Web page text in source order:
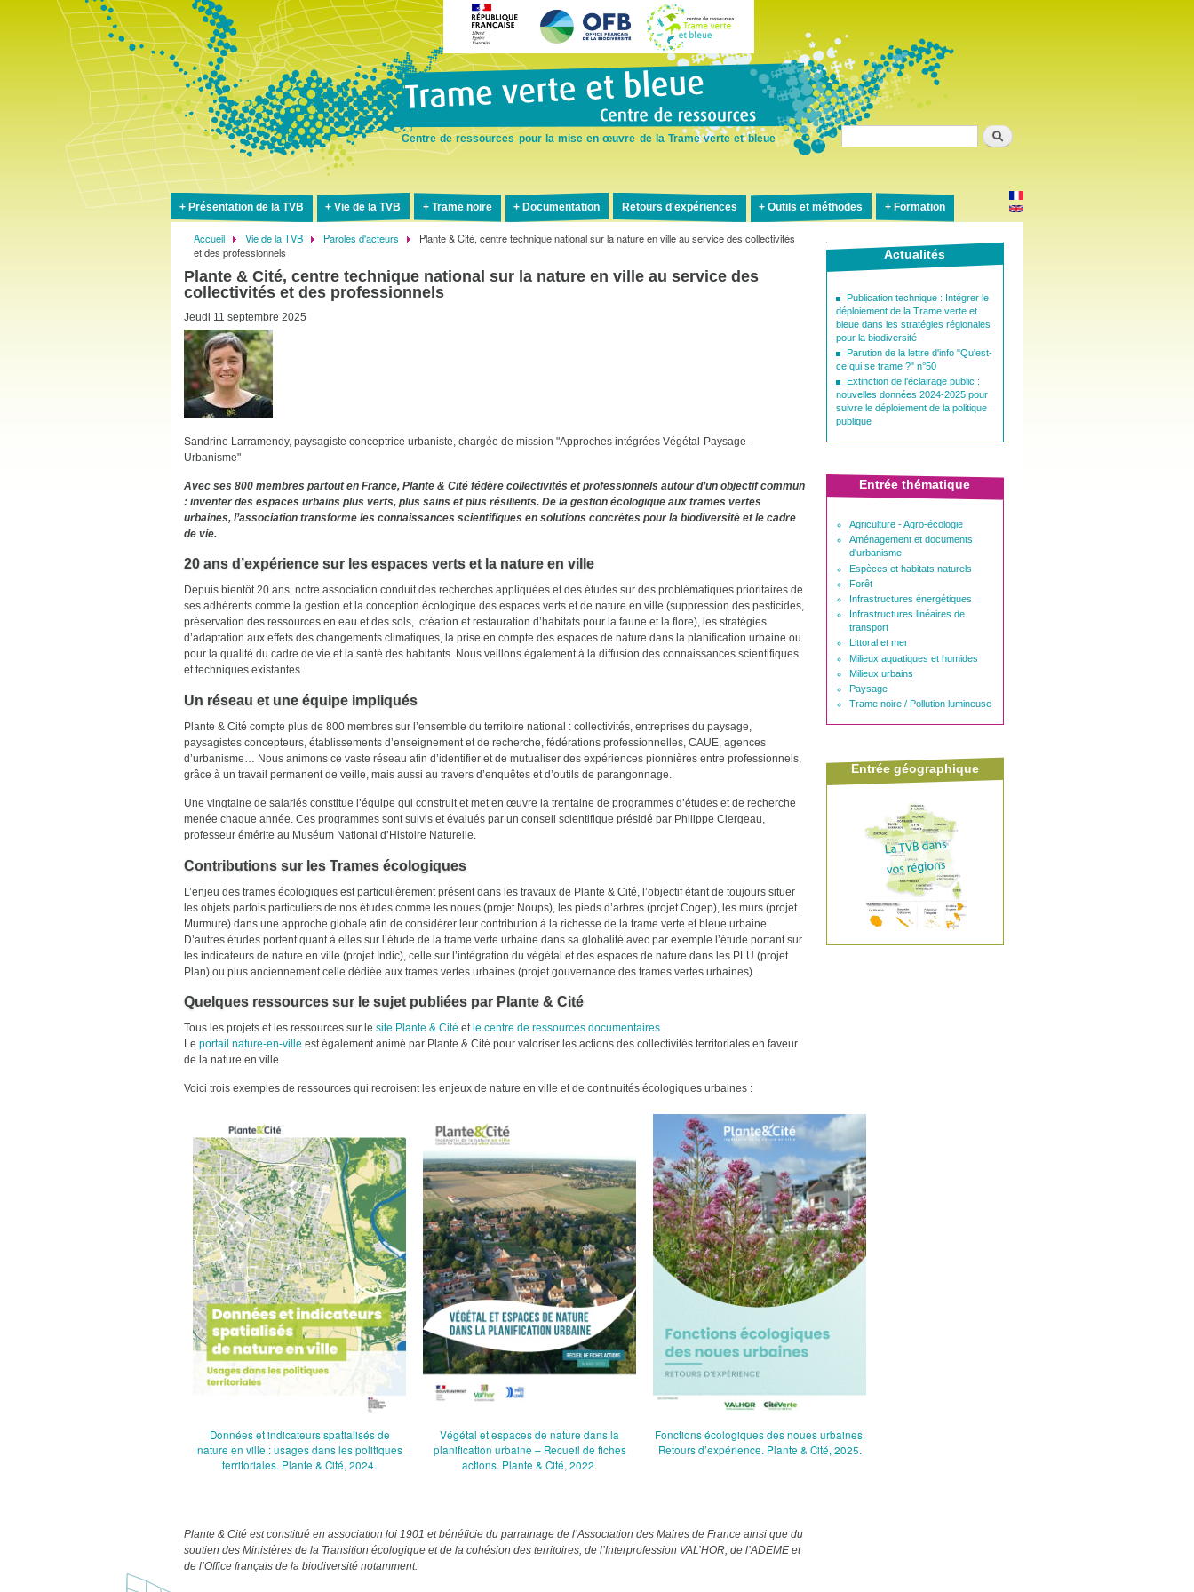
au
contenu
Centre de ressources pour la mise en œuvre de la Trame verte et bleue
Présentation de la TVB Vie de la TVB Trame noire Documentation Retours d'expériences Outils et méthodes Formation
Fil
d'Ariane
Accueil Vie de la TVB Paroles d'acteurs
Plante & Cité, centre technique national sur la nature en ville au service des collectivités
et des professionnels
Plante & Cité, centre technique national sur la nature en ville au service des
collectivités et des professionnels
Jeudi 11 septembre 2025
Sandrine Larramendy, paysagiste conceptrice urbaniste, chargée de mission "Approches intégrées Végétal-Paysage-
Urbanisme"
Avec ses 800 membres partout en France, Plante & Cité fédère collectivités et professionnels autour d’un objectif commun
: inventer des espaces urbains plus verts, plus sains et plus résilients. De la gestion écologique aux trames vertes
urbaines, l’association transforme les connaissances scientifiques en solutions concrètes pour la biodiversité et le cadre
de vie.
20 ans d’expérience sur les espaces verts et la nature en ville
Depuis bientôt 20 ans, notre association conduit des recherches appliquées et des études sur des problématiques prioritaires de
ses adhérents comme la gestion et la conception écologique des espaces verts et de nature en ville (suppression des pesticides,
préservation des ressources en eau et des sols, création et restauration d’habitats pour la faune et la flore), les stratégies
d’adaptation aux effets des changements climatiques, la prise en compte des espaces de nature dans la planification urbaine ou
pour la qualité du cadre de vie et la santé des habitants. Nous veillons également à la diffusion des connaissances scientifiques
et techniques existantes.
Un réseau et une équipe impliqués
Plante & Cité compte plus de 800 membres sur l’ensemble du territoire national : collectivités, entreprises du paysage,
paysagistes concepteurs, établissements d’enseignement et de recherche, fédérations professionnelles, CAUE, agences
d’urbanisme… Nous animons ce vaste réseau afin d’identifier et de mutualiser des expériences pionnières entre professionnels,
grâce à un travail permanent de veille, mais aussi au travers d’enquêtes et d’outils de parangonnage.
Une vingtaine de salariés constitue l’équipe qui construit et met en œuvre la trentaine de programmes d’études et de recherche
menée chaque année. Ces programmes sont suivis et évalués par un conseil scientifique présidé par Philippe Clergeau,
professeur émérite au Muséum National d’Histoire Naturelle.
Contributions sur les Trames écologiques
L’enjeu des trames écologiques est particulièrement présent dans les travaux de Plante & Cité, l’objectif étant de toujours situer
les objets parfois particuliers de nos études comme les noues (projet Noups), les pieds d’arbres (projet Cogep), les murs (projet
Murmure) dans une approche globale afin de considérer leur contribution à la richesse de la trame verte et bleue urbaine.
D’autres études portent quant à elles sur l’étude de la trame verte urbaine dans sa globalité avec par exemple l’étude portant sur
les indicateurs de nature en ville (projet Indic), celle sur l’intégration du végétal et des espaces de nature dans les PLU (projet
Plan) ou plus anciennement celle dédiée aux trames vertes urbaines (projet gouvernance des trames vertes urbaines).
Quelques ressources sur le sujet publiées par Plante & Cité
Tous les projets et les ressources sur le site Plante & Cité et le centre de ressources documentaires.
Le portail nature-en-ville est également animé par Plante & Cité pour valoriser les actions des collectivités territoriales en faveur
de la nature en ville.
Voici trois exemples de ressources qui recroisent les enjeux de nature en ville et de continuités écologiques urbaines :
Données et indicateurs spatialisés de
nature en ville : usages dans les politiques
territoriales. Plante & Cité, 2024.
Végétal et espaces de nature dans la
planification urbaine – Recueil de fiches
actions. Plante & Cité, 2022.
Fonctions écologiques des noues urbaines.
Retours d’expérience. Plante & Cité, 2025.
Plante & Cité est constitué en association loi 1901 et bénéficie du parrainage de l’Association des Maires de France ainsi que du
soutien des Ministères de la Transition écologique et de la cohésion des territoires, de l’Interprofession VAL’HOR, de l’ADEME et
de l’Office français de la biodiversité notamment.
Actualités
Publication technique : Intégrer le
déploiement de la Trame verte et
bleue dans les stratégies régionales
pour la biodiversité
Parution de la lettre d'info "Qu'est-
ce qui se trame ?" n°50
Extinction de l'éclairage public :
nouvelles données 2024-2025 pour
suivre le déploiement de la politique
publique
Entrée thématique
Agriculture - Agro-écologie
Aménagement et documents
d'urbanisme
Espèces et habitats naturels
Forêt
Infrastructures énergétiques
Infrastructures linéaires de
transport
Littoral et mer
Milieux aquatiques et humides
Milieux urbains
Paysage
Trame noire / Pollution lumineuse
Entrée géographique